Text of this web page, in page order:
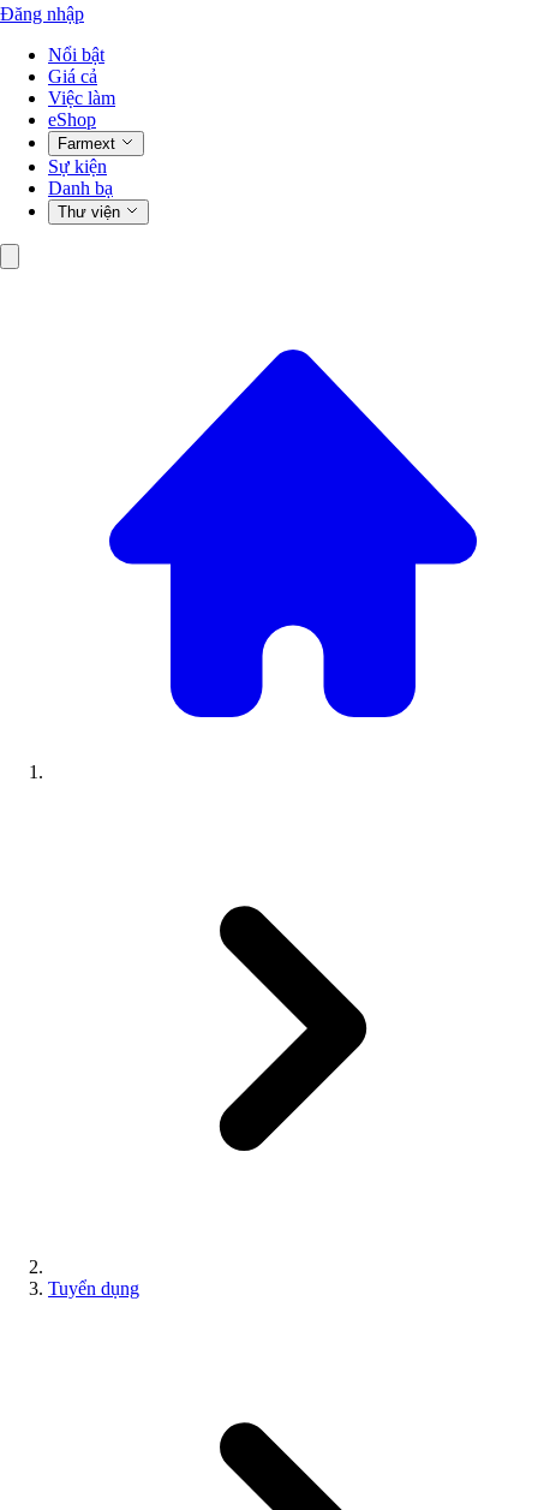
Đăng nhập
Nổi bật
Giá cả
Việc làm
eShop
Farmext
Sự kiện
Danh bạ
Thư viện
Tuyển dụng